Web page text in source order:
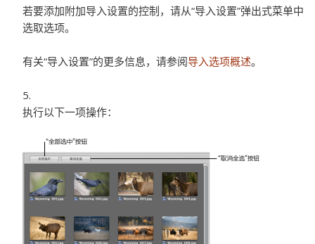
若要添加附加导入设置的控制，请从“导入设置”弹出式菜单中
选取选项。
有关“导入设置”的更多信息，请参阅导入选项概述。
执行以下一项操作：